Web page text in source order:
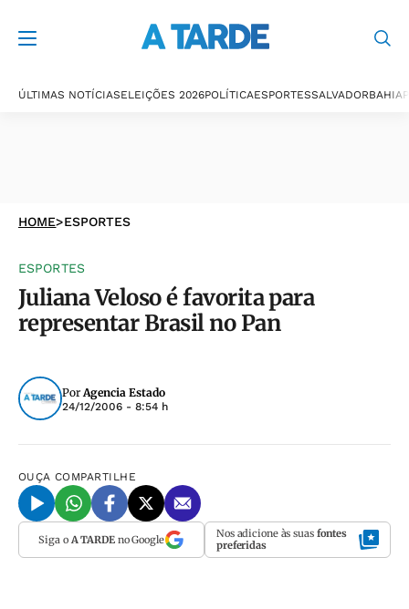
ÚLTIMAS NOTÍCIASELEIÇÕES 2026POLÍTICAESPORTESSALVADORBAHIA
HOME>ESPORTES
ESPORTES
Juliana Veloso é favorita para
representar Brasil no Pan
PorAgencia Estado
24/12/2006 - 8:54 h
OUÇA COMPARTILHE
Siga o A TARDEno Google Nos adicione às suas fontes
preferidas